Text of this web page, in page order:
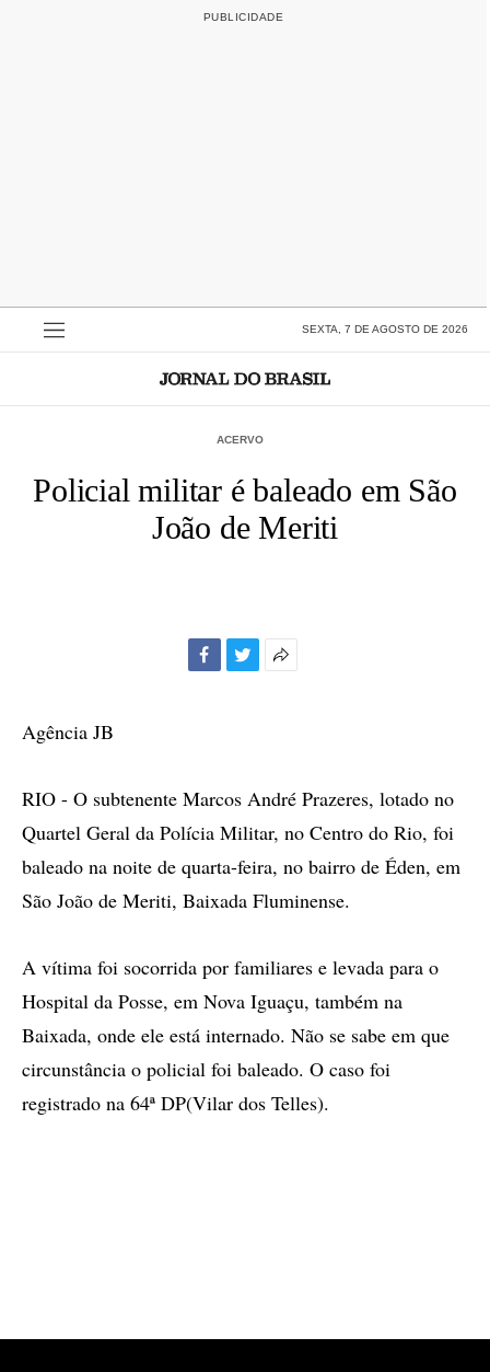
SEXTA, 7 DE AGOSTO DE 2026
ACERVO
Policial militar é baleado em São
João de Meriti
Agência JB
RIO - O subtenente Marcos André Prazeres, lotado no
Quartel Geral da Polícia Militar, no Centro do Rio, foi
baleado na noite de quarta-feira, no bairro de Éden, em
São João de Meriti, Baixada Fluminense.
A vítima foi socorrida por familiares e levada para o
Hospital da Posse, em Nova Iguaçu, também na
Baixada, onde ele está internado. Não se sabe em que
circunstância o policial foi baleado. O caso foi
registrado na 64ª DP(Vilar dos Telles).